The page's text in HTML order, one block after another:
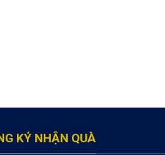
KÝ NHẬN QUÀ